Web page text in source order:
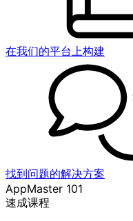
在我们的平台上构建
找到问题的解决方案
AppMaster 101
速成课程